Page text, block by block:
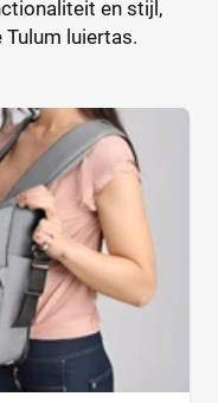
en stijl,
Tulum luiertas.